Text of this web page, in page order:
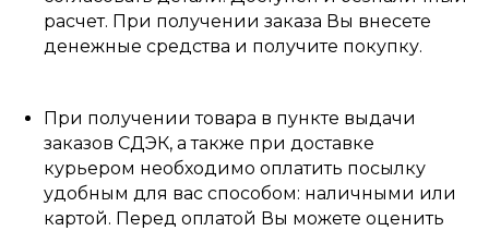
расчет. При получении заказа Вы внесете
денежные средства и получите покупку.
При получении товара в пункте выдачи
заказов СДЭК, а также при доставке
курьером необходимо оплатить посылку
удобным для вас способом: наличными или
картой. Перед оплатой Вы можете оценить